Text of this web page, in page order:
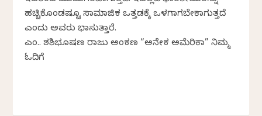
ಹಚ್ಚಿಕೊಂಡಷ್ಟೂ ಸಾಮಾಜಿಕ ಒತ್ತಡಕ್ಕೆ ಒಳಗಾಗಬೇಕಾಗುತ್ತದೆ
ಎಂದು ಅವರು ಭಾವಿಸುತ್ತಾರೆ.
ಎಂ.ವಿ. ಶಶಿಭೂಷಣ ರಾಜು ಅಂಕಣ “ಅನೇಕ ಅಮೆರಿಕಾ” ನಿಮ್ಮ
ಓದಿಗೆ